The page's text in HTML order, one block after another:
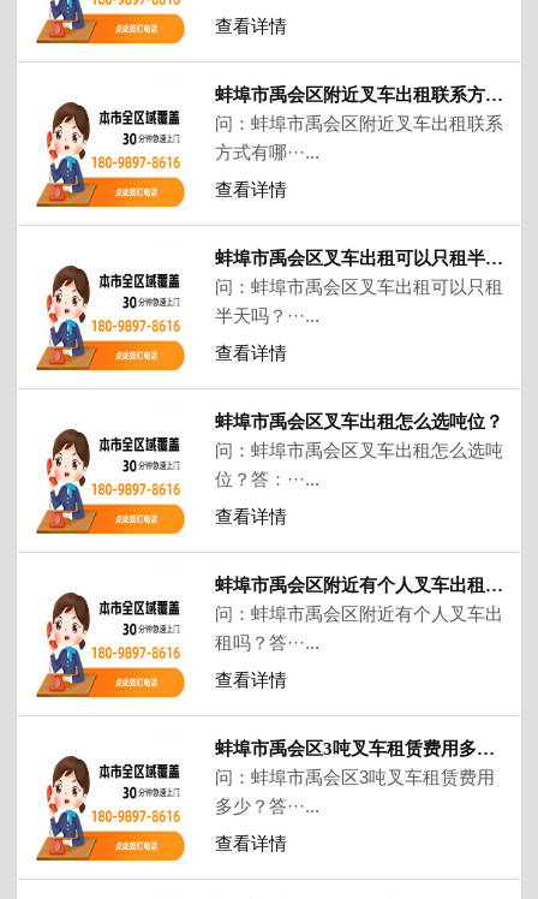
查看详情
蚌埠市禹会区附近叉车出租联系方式有哪些？
问：蚌埠市禹会区附近叉车出租联系
方式有哪···...
查看详情
蚌埠市禹会区叉车出租可以只租半天吗？
问：蚌埠市禹会区叉车出租可以只租
半天吗？···...
查看详情
蚌埠市禹会区叉车出租怎么选吨位？
问：蚌埠市禹会区叉车出租怎么选吨
位？答：···...
查看详情
蚌埠市禹会区附近有个人叉车出租吗？
问：蚌埠市禹会区附近有个人叉车出
租吗？答···...
查看详情
蚌埠市禹会区3吨叉车租赁费用多少？
问：蚌埠市禹会区3吨叉车租赁费用
多少？答···...
查看详情